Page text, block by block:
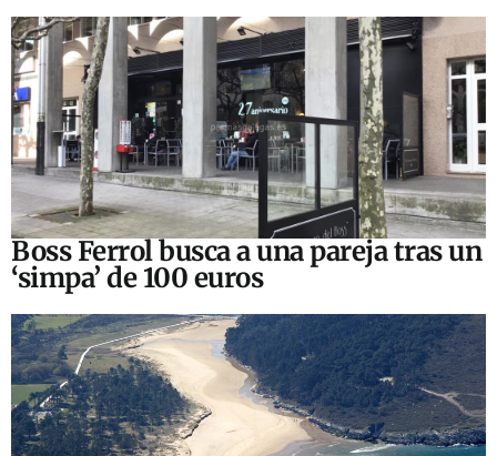
Boss Ferrol busca a una pareja tras un
‘simpa’ de 100 euros